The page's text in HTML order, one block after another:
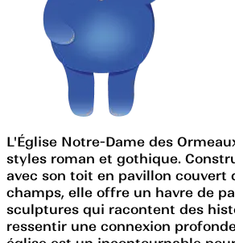
L'Église Notre-Dame des
styles roman et gothique.
avec son toit en pavillon couvert
champs, elle offre un havre de
sculptures qui racontent des
ressentir une connexion